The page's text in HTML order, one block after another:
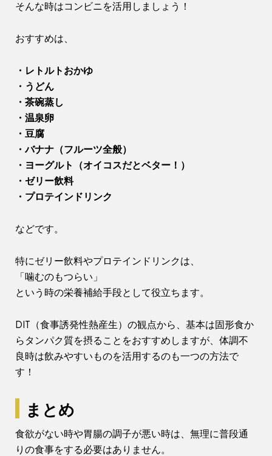
そんな時はコンビニを活用しましょう！
おすすめは、
・レトルトおかゆ
・うどん
・茶碗蒸し
・温泉卵
・豆腐
・バナナ（フルーツ全般）
・ヨーグルト（オイコスだとベター！）
・ゼリー飲料
・プロテインドリンク
などです。
特にゼリー飲料やプロテインドリンクは、
「噛むのもつらい」
という時の栄養補給手段として役立ちます。
DIT（食事誘発性熱産生）の観点から、基本は固形食か
らタンパク質を摂ることをおすすめしますが、体調不
良時は飲みやすいものを活用するのも一つの方法で
す！
まとめ
食欲がない時や胃腸の調子が悪い時は、無理に普段通
りの食事をする必要はありません。